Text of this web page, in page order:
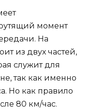
момент
На
из двух частей,
служит для
так как именно
Но как правило
80 км/час.